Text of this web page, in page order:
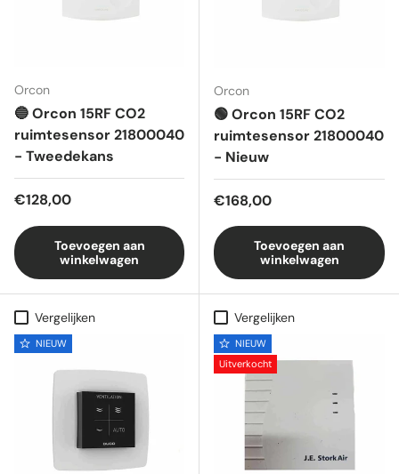
Orcon
🔵 Orcon 15RF CO2
ruimtesensor 21800040
- Tweedekans
Reguliere prijs
€128,00
Toevoegen aan
winkelwagen
Orcon
🟢 Orcon 15RF CO2
ruimtesensor 21800040
- Nieuw
Reguliere prijs
€168,00
Toevoegen aan
winkelwagen
Vergelijken
NIEUW
Vergelijken
NIEUW
Uitverkocht